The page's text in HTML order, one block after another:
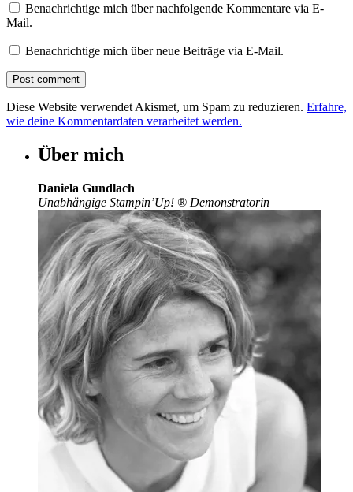
Benachrichtige mich über nachfolgende Kommentare via E-
Mail.
Benachrichtige mich über neue Beiträge via E-Mail.
Diese Website verwendet Akismet, um Spam zu reduzieren. Erfahre,
wie deine Kommentardaten verarbeitet werden.
Über mich
Daniela Gundlach
Unabhängige Stampin’Up! ® Demonstratorin